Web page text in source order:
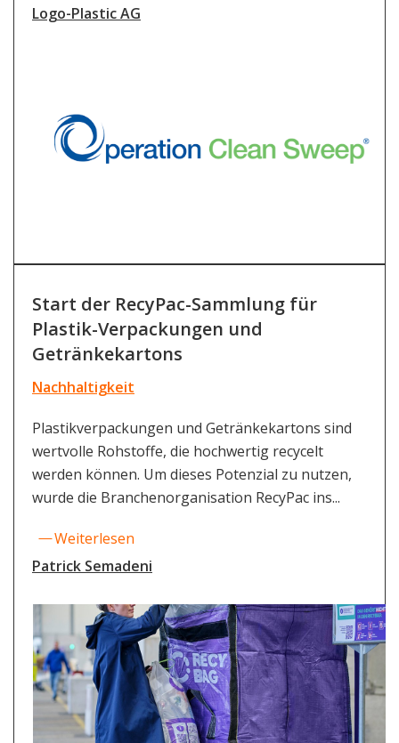
Logo-Plastic AG
Start der RecyPac-Sammlung für
Plastik-Verpackungen und
Getränkekartons
Nachhaltigkeit
Plastikverpackungen und Getränkekartons sind
wertvolle Rohstoffe, die hochwertig recycelt
werden können. Um dieses Potenzial zu nutzen,
wurde die Branchenorganisation RecyPac ins...
Weiterlesen
Patrick Semadeni